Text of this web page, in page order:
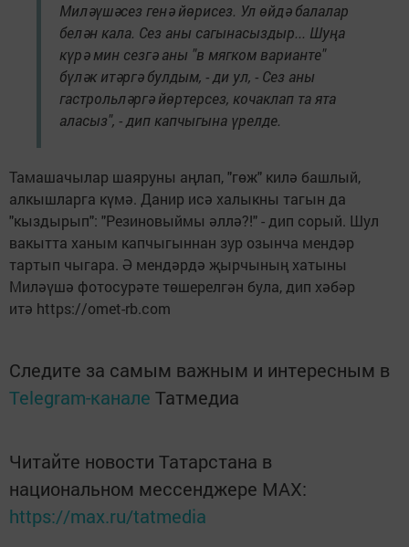
Миләүшәсез генә йөрисез. Ул өйдә балалар
белән кала. Сез аны сагынасыздыр... Шуңа
күрә мин сезгә аны "в мягком варианте"
бүләк итәргә булдым, - ди ул, - Сез аны
гастрольләргә йөртерсез, кочаклап та ята
аласыз", - дип капчыгына үрелде.
Тамашачылар шаяруны аңлап, "гөж" килә башлый,
алкышларга күмә. Данир исә халыкны тагын да
"кыздырып": "Резиновыймы әллә?!" - дип сорый. Шул
вакытта ханым капчыгыннан зур озынча мендәр
тартып чыгара. Ә мендәрдә җырчының хатыны
Миләүшә фотосурәте төшерелгән була, дип хәбәр
итә https://omet-rb.com
Следите за самым важным и интересным в
Telegram-канале Татмедиа
Читайте новости Татарстана в
национальном мессенджере MАХ:
https://max.ru/tatmedia